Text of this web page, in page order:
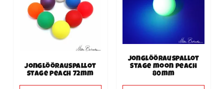
Jonglöörauspallot
Stage peach 72mm
Jonglöörauspallot
Stage moon peach
80mm